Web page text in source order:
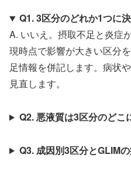
Q1. 3区分のどれか1つに
A. いいえ。摂取不足と炎症
現時点で影響が大きい区分
足情報を併記します。病状
見直します。
Q2. 悪液質は3区分のどこ
Q3. 成因別3区分とGLIM